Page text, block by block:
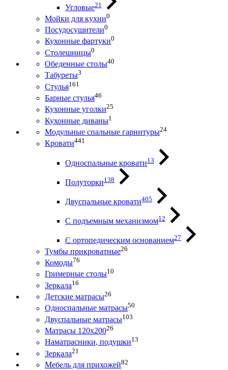
Угловые21
Мойки для кухни0
Посудосушители0
Кухонные фартуки0
Столешницы0
Обеденные столы40
Табуреты3
Стулья161
Барные стулья46
Кухонные уголки25
Кухонные диваны1
Модульные спальные гарнитуры24
Кровати441
Односпальные кровати13
Полуторки138
Двуспальные кровати405
С подъемным механизмом12
С ортопедическим основанием27
Тумбы прикроватные26
Комоды76
Гримерные столы10
Зеркала16
Детские матрасы26
Односпальные матрасы50
Двуспальные матрасы103
Матрасы 120х20026
Наматрасники, подушки13
Зеркала21
Мебель для прихожей82